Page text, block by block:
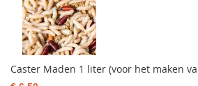
Caster Maden 1 liter (voor het maken